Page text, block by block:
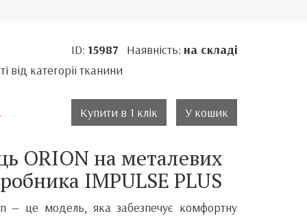
ID: 15987 Наявність: на складі
від категорії тканини
Купити в 1 клік У кошик
ORION на металевих
IMPULSE PLUS
— це модель, яка забезпечує комфортну